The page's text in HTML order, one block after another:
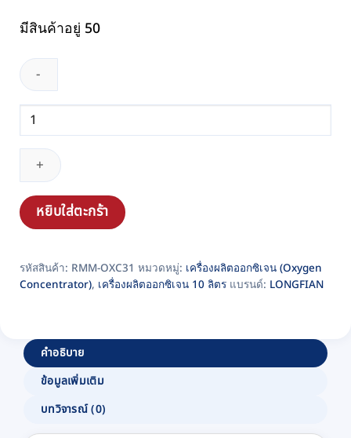
มีสินค้าอยู่ 50
จำนวน
เครื่อง
ผลิต
ออกซิเจน
10
ลิตร
Longfian
JAY-
10
ชิ้น
หยิบใส่ตะกร้า
รหัสสินค้า: RMM-OXC31 หมวดหมู่: เครื่องผลิตออกซิเจน (Oxygen
Concentrator), เครื่องผลิตออกซิเจน 10 ลิตร แบรนด์: LONGFIAN
คำอธิบาย
ข้อมูลเพิ่มเติม
บทวิจารณ์ (0)